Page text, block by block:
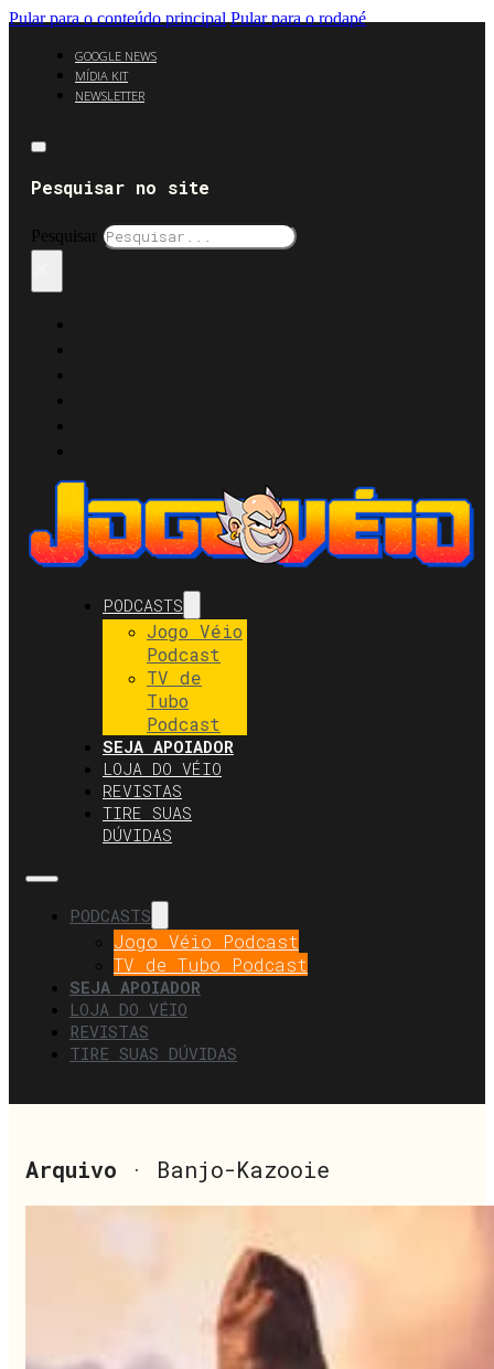
Pular para o conteúdo principal Pular para o rodapé
GOOGLE NEWS
MÍDIA KIT
NEWSLETTER
Pesquisar no site
Pesquisar
PODCASTS
Jogo Véio
Podcast
TV de
Tubo
Podcast
SEJA APOIADOR
LOJA DO VÉIO
REVISTAS
TIRE SUAS
DÚVIDAS
PODCASTS
Jogo Véio Podcast
TV de Tubo Podcast
SEJA APOIADOR
LOJA DO VÉIO
REVISTAS
TIRE SUAS DÚVIDAS
Arquivo · Banjo-Kazooie